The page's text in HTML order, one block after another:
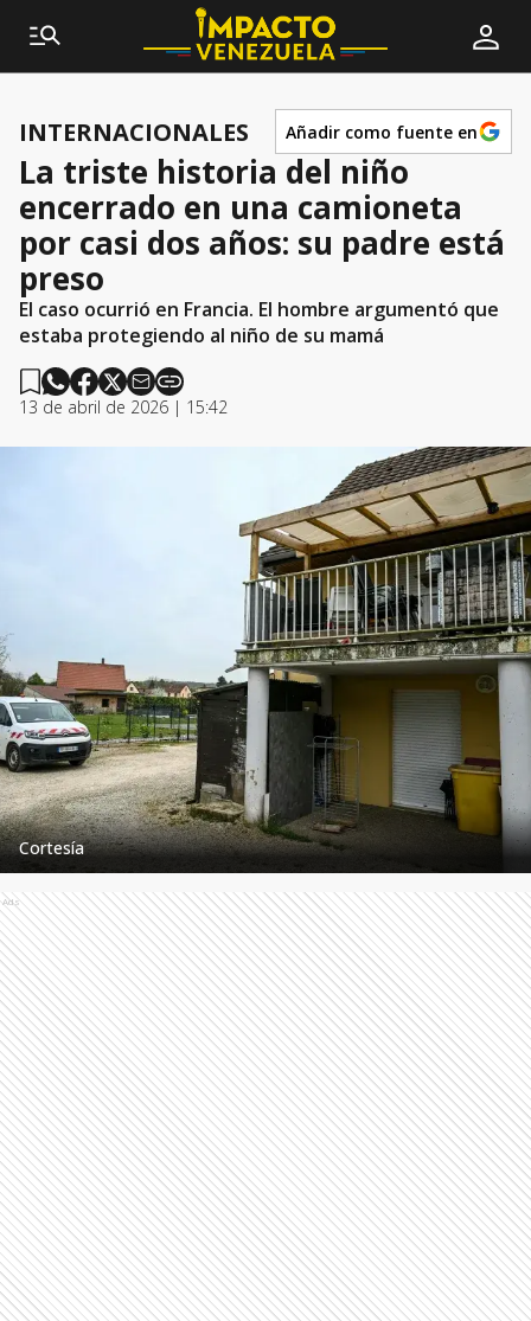
INTERNACIONALES Añadir como fuente en
La triste historia del niño
encerrado en una camioneta
por casi dos años: su padre está
preso
El caso ocurrió en Francia. El hombre argumentó que
estaba protegiendo al niño de su mamá
13 de abril de 2026 | 15:42
Cortesía
Ads